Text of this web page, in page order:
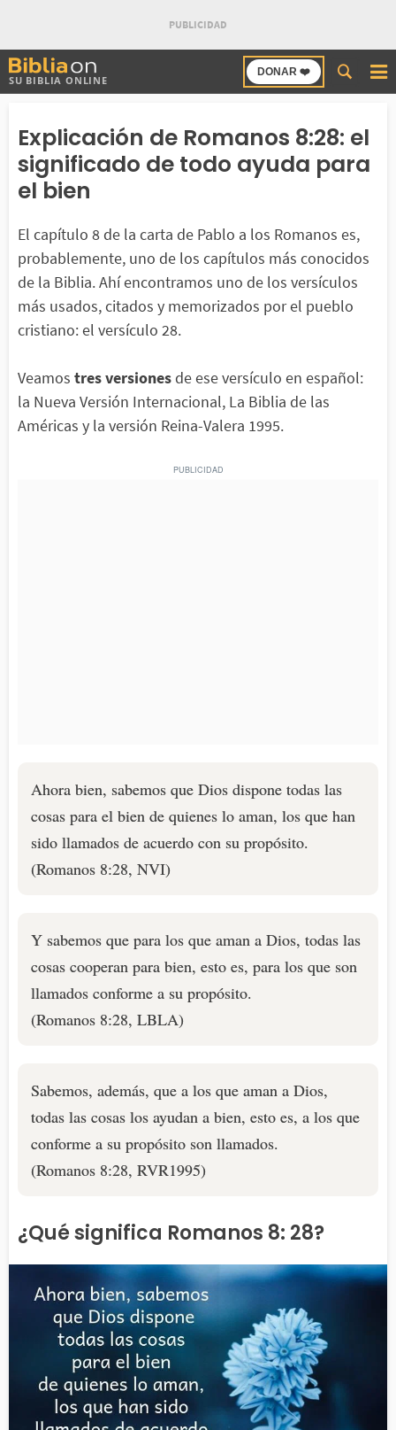
SU BIBLIA ONLINE
DONAR ❤️
Buscar
en
Explicación de Romanos 8:28: el
significado de todo ayuda para
el bien
El capítulo 8 de la carta de Pablo a los Romanos es,
probablemente, uno de los capítulos más conocidos
de la Biblia. Ahí encontramos uno de los versículos
más usados, citados y memorizados por el pueblo
cristiano: el versículo 28.
Veamos tres versionesde ese versículo en español:
la Nueva Versión Internacional, La Biblia de las
Américas y la versión Reina-Valera 1995.
Ahora bien, sabemos que Dios dispone todas las
cosas para el bien de quienes lo aman, los que han
sido llamados de acuerdo con su propósito.
(Romanos 8:28, NVI)
Y sabemos que para los que aman a Dios, todas las
cosas cooperan para bien, esto es, para los que son
llamados conforme a su propósito.
(Romanos 8:28, LBLA)
Sabemos, además, que a los que aman a Dios,
todas las cosas los ayudan a bien, esto es, a los que
conforme a su propósito son llamados.
(Romanos 8:28, RVR1995)
¿Qué significa Romanos 8: 28?